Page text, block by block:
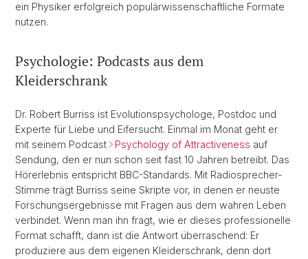
ein Physiker erfolgreich populärwissenschaftliche Formate
nutzen.
Psychologie: Podcasts aus dem
Kleiderschrank
Dr. Robert Burriss ist Evolutionspsychologe, Postdoc und
Experte für Liebe und Eifersucht. Einmal im Monat geht er
mit seinem Podcast
Psychology of Attractiveness auf
Sendung, den er nun schon seit fast 10 Jahren betreibt. Das
Hörerlebnis entspricht BBC-Standards. Mit Radiosprecher-
Stimme trägt Burriss seine Skripte vor, in denen er neuste
Forschungsergebnisse mit Fragen aus dem wahren Leben
verbindet. Wenn man ihn fragt, wie er dieses professionelle
Format schafft, dann ist die Antwort überraschend: Er
produziere aus dem eigenen Kleiderschrank, denn dort